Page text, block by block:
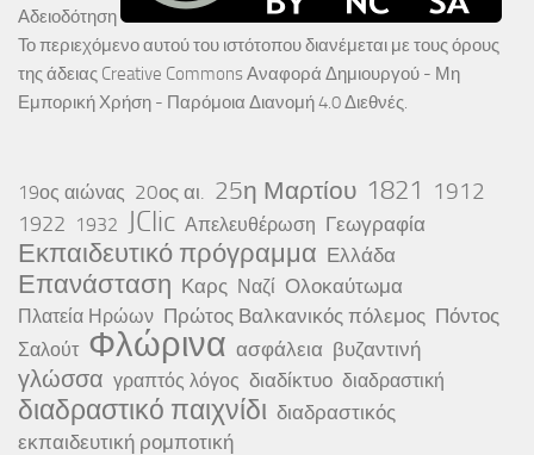
Αδειοδότηση
Το περιεχόμενο αυτού του ιστότοπου διανέμεται με τους όρους
της άδειας Creative Commons Αναφορά Δημιουργού - Μη
Εμπορική Χρήση - Παρόμοια Διανομή 4.0 Διεθνές
19ος αιώνας 20ος αι. 25η Μαρτίου 1821 1912
1922 1932 JClic Απελευθέρωση Γεωγραφία
Εκπαιδευτικό πρόγραμμα Ελλάδα
Επανάσταση Καρς Ναζί Ολοκαύτωμα
Πλατεία Ηρώων Πρώτος Βαλκανικός πόλεμος Πόντος
Σαλούτ Φλώρινα ασφάλεια βυζαντινή
γλώσσα γραπτός λόγος διαδίκτυο διαδραστική
διαδραστικό παιχνίδι διαδραστικός
εκπαιδευτική ρομποτική